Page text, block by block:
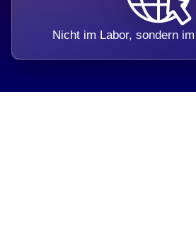
Nicht im Labor, sondern